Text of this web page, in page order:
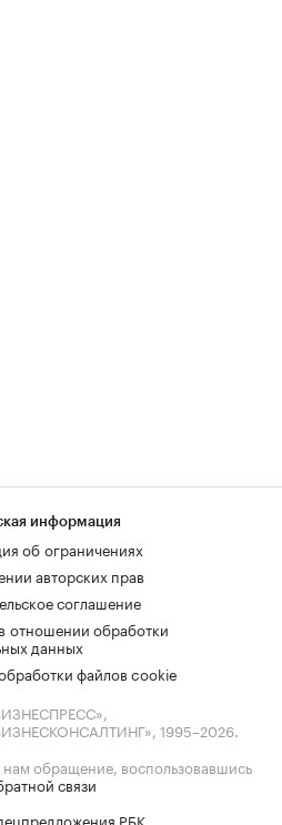
информация
об ограничениях
авторских прав
соглашение
отношении обработки
данных
файлов cookie
1995–2026.
нам обращение, воспользовавшись
связи
РБК